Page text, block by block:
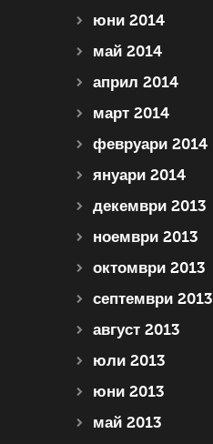
юни 2014
май 2014
април 2014
март 2014
февруари 2014
януари 2014
декември 2013
ноември 2013
октомври 2013
септември 2013
август 2013
юли 2013
юни 2013
май 2013